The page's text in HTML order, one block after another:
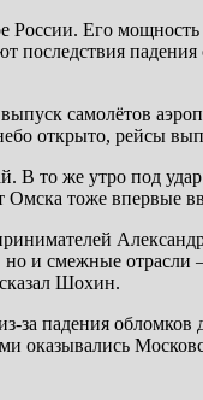
Его мощность
самолётов
открыто, рейсы
то же утро под
Омска тоже впервые
и смежные отрасли
Шохин.
падения
оказывались